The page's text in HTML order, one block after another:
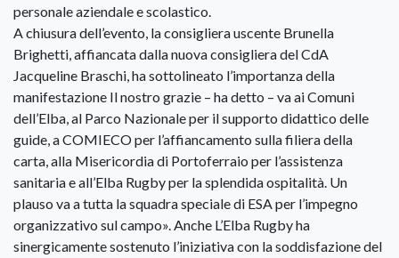
personale aziendale e scolastico.
A chiusura dell’evento, la consigliera uscente Brunella
Brighetti, affiancata dalla nuova consigliera del CdA
Jacqueline Braschi, ha sottolineato l’importanza della
manifestazione Il nostro grazie – ha detto – va ai Comuni
dell’Elba, al Parco Nazionale per il supporto didattico delle
guide, a COMIECO per l’affiancamento sulla filiera della
carta, alla Misericordia di Portoferraio per l’assistenza
sanitaria e all’Elba Rugby per la splendida ospitalità. Un
plauso va a tutta la squadra speciale di ESA per l’impegno
organizzativo sul campo». Anche L’Elba Rugby ha
sinergicamente sostenuto l’iniziativa con la soddisfazione del